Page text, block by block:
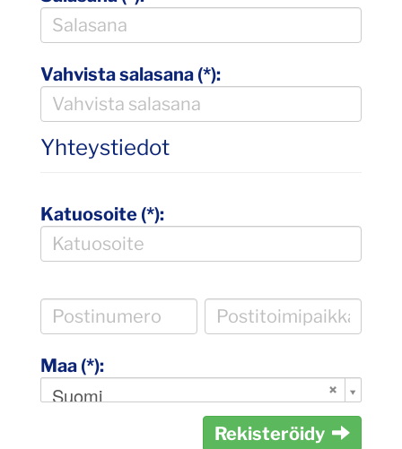
Vahvista salasana (*):
Yhteystiedot
Katuosoite (*):
Maa (*):
Suomi
Rekisteröidy